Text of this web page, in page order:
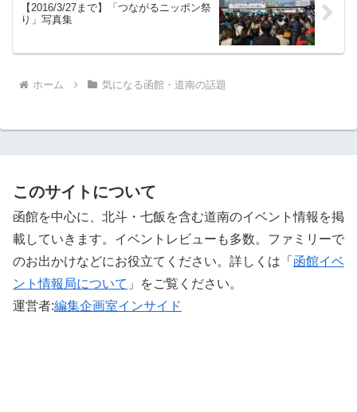
【2016/3/27まで】「つながるニッポン祭
り」写真集
ホーム 気になる函館・道南の話題
このサイトについて
函館を中心に、北斗・七飯を含む道南のイベント情報を掲
載していきます。イベントレビューも多数。ファミリーで
のお出かけなどにお役立てください。詳しくは「 函館イベ
ント情報局について 」をご覧ください。 ‎
運営者:編集企画室インサイド